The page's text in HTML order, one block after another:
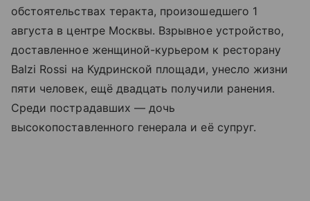
обстоятельствах теракта, произошедшего 1
августа в центре Москвы. Взрывное устройство,
доставленное женщиной-курьером к ресторану
Balzi Rossi на Кудринской площади, унесло жизни
пяти человек, ещё двадцать получили ранения.
Среди пострадавших — дочь
высокопоставленного генерала и её супруг.